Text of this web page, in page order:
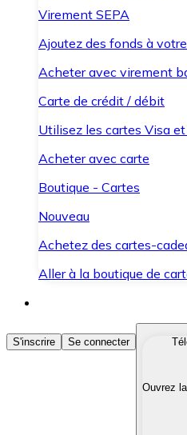
Virement SEPA
Ajoutez des fonds à
Acheter avec virement
Carte de crédit / débit
Utilisez les cartes Visa
Acheter avec carte
Boutique - Cartes
Nouveau
Achetez des cartes-
Aller à la boutique de
Acheter des
Achetez les
Convertissez vos
S'inscrire Se connecter
Ouvrez